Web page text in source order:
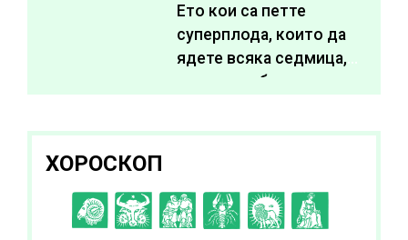
Ето кои са петте
суперплода, които да
ядете всяка седмица,
за да подобрите
ХОРОСКОП
C D EFGH